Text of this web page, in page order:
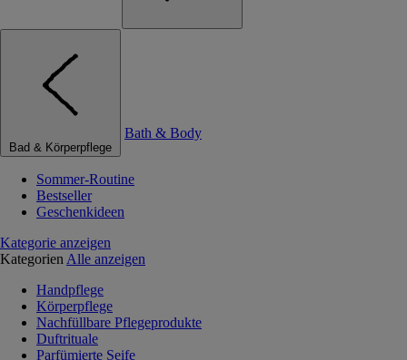
Bad & Körperpflege
Bath & Body
Sommer-Routine
Bestseller
Geschenkideen
Kategorie anzeigen
Kategorien Alle anzeigen
Handpflege
Körperpflege
Nachfüllbare Pflegeprodukte
Duftrituale
Parfümierte Seife